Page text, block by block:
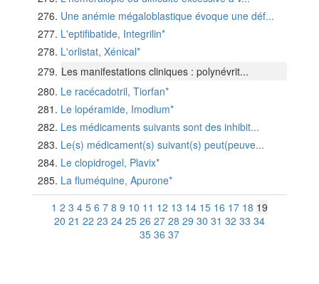
Une anémie mégaloblastique évoque une déf...
L'eptifibatide, Integrilin*
L'orlistat, Xénical*
Les manifestations cliniques : polynévrit...
Le racécadotril, Tiorfan*
Le lopéramide, Imodium*
Les médicaments suivants sont des inhibit...
Le(s) médicament(s) suivant(s) peut(peuve...
Le clopidrogel, Plavix*
La fluméquine, Apurone*
1 2 3 4 5 6 7 8 9 10 11 12 13 14 15 16 17 18 19
20 21 22 23 24 25 26 27 28 29 30 31 32 33 34
35 36 37